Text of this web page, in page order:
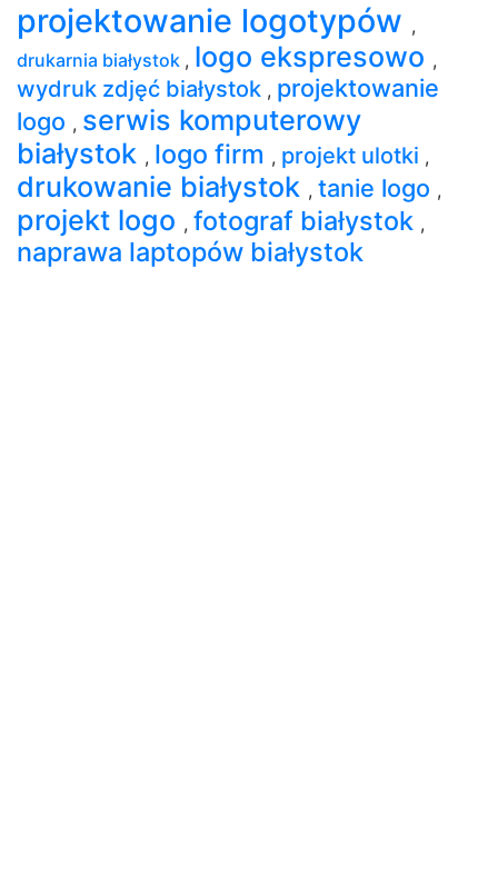
projektowanie logotypów ,
drukarnia białystok , logo ekspresowo ,
wydruk zdjęć białystok , projektowanie
logo , serwis komputerowy
białystok , logo firm , projekt ulotki ,
drukowanie białystok , tanie logo ,
projekt logo , fotograf białystok ,
naprawa laptopów białystok